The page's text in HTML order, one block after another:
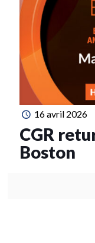
16 avril 2026
CGR
Boston